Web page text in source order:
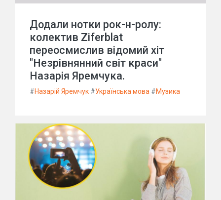
Додали нотки рок-н-ролу:
колектив Ziferblat
переосмислив відомий хіт
"Незрівнянний світ краси"
Назарія Яремчука.
#Назарій Яремчук #Українська мова #Музика